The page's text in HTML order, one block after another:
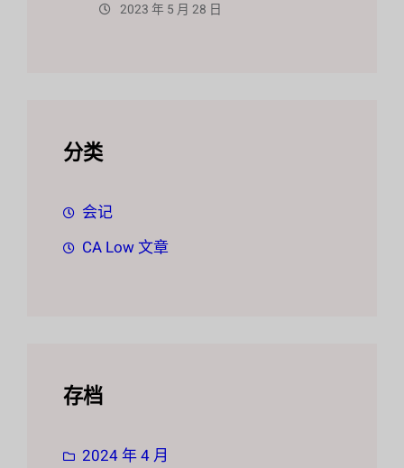
2023 年 5 月 28 日
分类
会记
CA Low 文章
存档
2024 年 4 月